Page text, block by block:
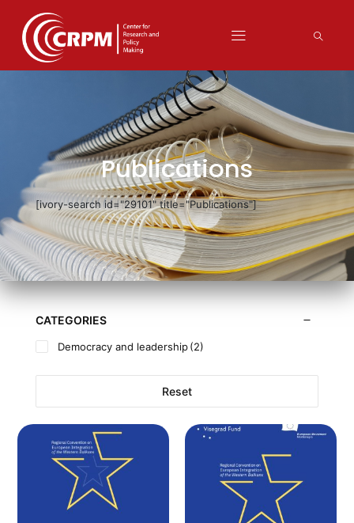
Publications
[ivory-search id="29101" title="Publications"]
CATEGORIES
Democracy and leadership (2)
Reset